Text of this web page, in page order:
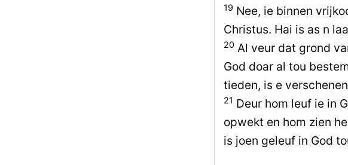
19 Nee, ie binnen
Christus. Hai is as n
20 Al veur dat grond
God doar al tou
tieden, is e
21 Deur hom leuf ie in
opwekt en hom zien
is joen geleuf in God